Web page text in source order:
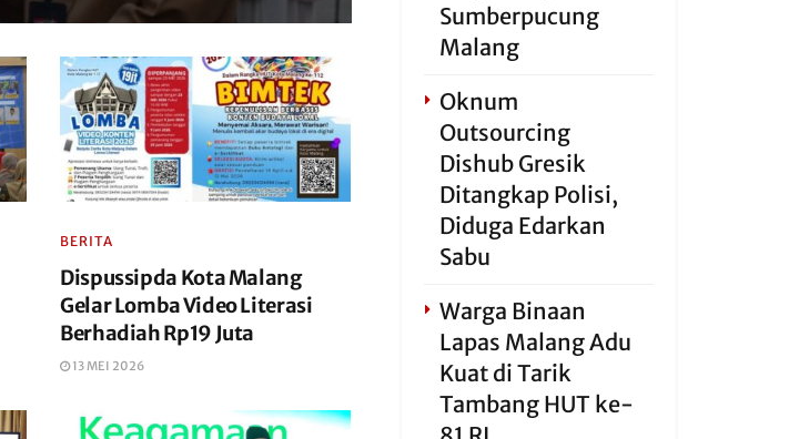
BERITA
Dispussipda Kota Malang
Gelar Lomba Video Literasi
Berhadiah Rp19 Juta
13 MEI 2026
Sumberpucung
Malang
Oknum
Outsourcing
Dishub Gresik
Ditangkap Polisi,
Diduga Edarkan
Sabu
Warga Binaan
Lapas Malang Adu
Kuat di Tarik
Tambang HUT ke-